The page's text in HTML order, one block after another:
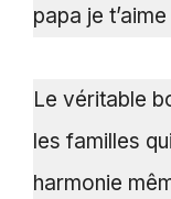
papa je t’aime
Le véritable
les familles
harmonie